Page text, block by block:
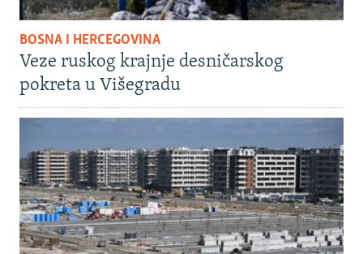
BOSNA I HERCEGOVINA
Veze ruskog krajnje desničarskog
pokreta u Višegradu